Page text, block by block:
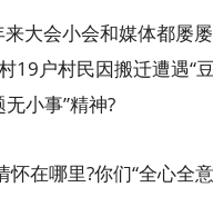
大会小会和媒体都屡
户村民因搬迁遭遇“
小事”精神?
在哪里?你们“全心全